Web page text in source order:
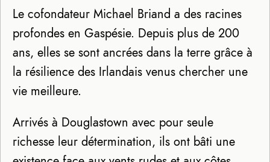
Le cofondateur Michael Briand a des racines
profondes en Gaspésie. Depuis plus de 200
ans, elles se sont ancrées dans la terre grâce à
la résilience des Irlandais venus chercher une
vie meilleure.
Arrivés à Douglastown avec pour seule
richesse leur détermination, ils ont bâti une